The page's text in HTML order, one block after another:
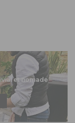
et nomade